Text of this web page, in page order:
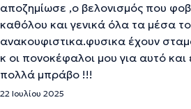
αποζημίωσε ,ο βελονισμός που
καθόλου και γενικά όλα τα μέσα
ανακουφιστικα.φυσικα έχουν
κ οι πονοκέφαλοι μου για αυτό
πολλά μπράβο !!!
22 Ιουλίου 2025